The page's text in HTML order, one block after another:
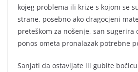
kojeg problema ili krize s kojom se
strane, posebno ako dragocjeni
preteškom za nošenje, san sugerira
ponos ometa pronalazak potrebne
Sanjati da ostavljate ili gubite